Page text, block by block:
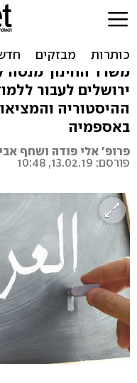
בנט, לא כך
הפלסטינים
משרד החינוך מנסה
ירושלים לעבור
ההיסטוריה
באספמיה
פרופ' אלי פודה ושחף
פורסם: 13.02.19, 10:48